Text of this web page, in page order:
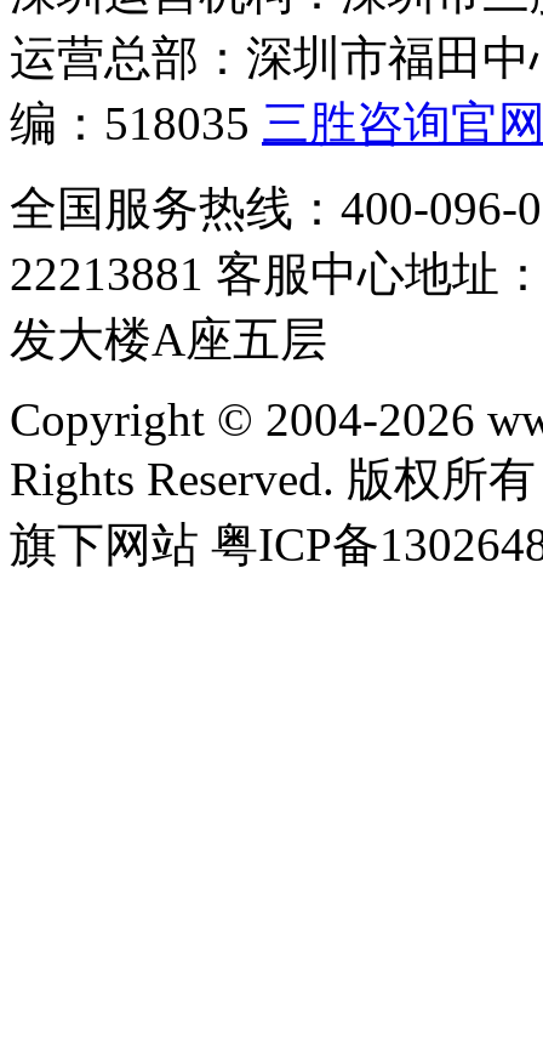
运营总部：深圳市福田
编：518035 三胜咨询官
全国服务热线：400-096-
22213881 客服中心地址
发大楼A座五层
Copyright © 2004-2026
Rights Reserved. 版权所
旗下网站 粤ICP备